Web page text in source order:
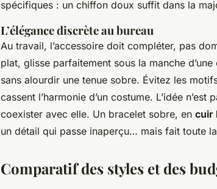
spécifiques : un chiffon doux suffit dans la
L’élégance discrète au bureau
Au travail, l’accessoire doit compléter, pas
plat, glisse parfaitement sous la manche
sans alourdir une tenue sobre. Évitez les
cassent l’harmonie d’un costume. L’idée
coexister avec elle. Un bracelet sobre, en cuir
un détail qui passe inaperçu… mais fait toute
Comparatif des styles et des